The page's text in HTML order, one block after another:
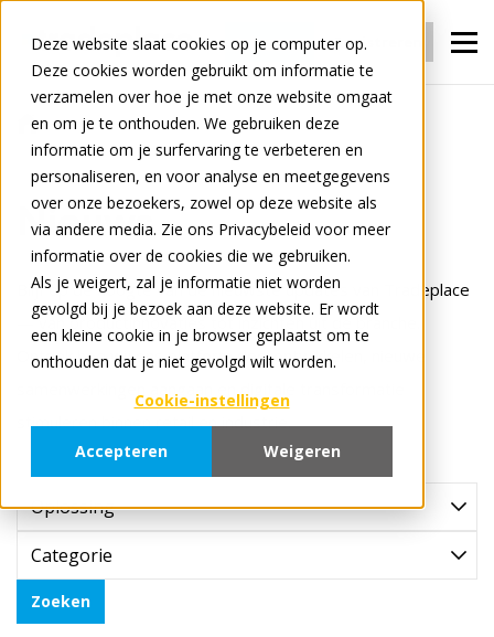
Deze website slaat cookies op je computer op.
Deze cookies worden gebruikt om informatie te
verzamelen over hoe je met onze website omgaat
en om je te onthouden. We gebruiken deze
informatie om je surfervaring te verbeteren en
personaliseren, en voor analyse en meetgegevens
over onze bezoekers, zowel op deze website als
via andere media. Zie ons Privacybeleid voor meer
informatie over de cookies die we gebruiken.
Als je weigert, zal je informatie niet worden
gevolgd bij je bezoek aan deze website. Er wordt
een kleine cookie in je browser geplaatst om te
onthouden dat je niet gevolgd wilt worden.
Cookie-instellingen
Accepteren Weigeren
Inloggen Registreren
Nieuws
Nieuws
Blijf op de hoogte van de nieuwste updates van Tradeplace
— van productinnovaties tot inzichten uit de branche.
Ontdek hoe wij ons platform doorontwikkelen, nieuwe
samenwerkingen aangaan en digitale transformatie
stimuleren binnen retail en industrie.
Oplossing
Categorie
Zoeken